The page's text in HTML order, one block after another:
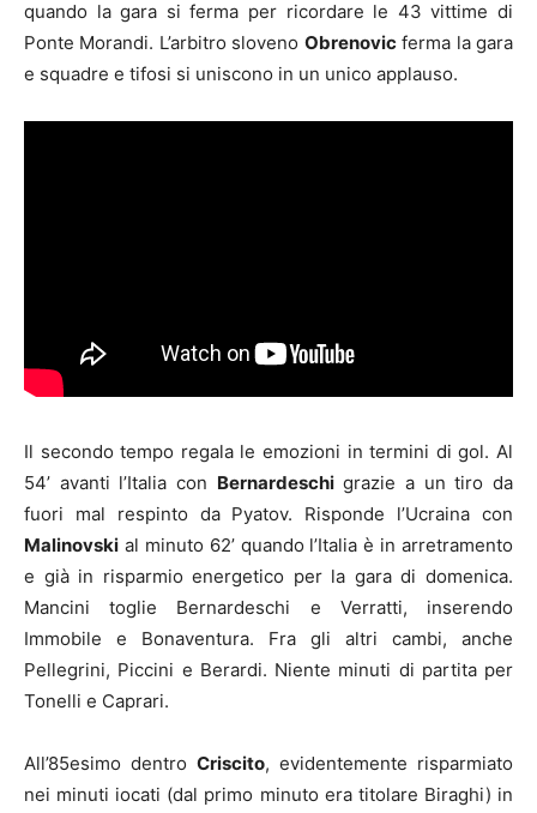
quando la gara si ferma per ricordare le 43 vittime di
Ponte Morandi. L’arbitro sloveno Obrenovicferma la gara
e squadre e tifosi si uniscono in un unico applauso.
Il secondo tempo regala le emozioni in termini di gol. Al
54’ avanti l’Italia con Bernardeschigrazie a un tiro da
fuori mal respinto da Pyatov. Risponde l’Ucraina con
Malinovski al minuto 62’ quando l’Italia è in arretramento
e già in risparmio energetico per la gara di domenica.
Mancini toglie Bernardeschi e Verratti, inserendo
Immobile e Bonaventura. Fra gli altri cambi, anche
Pellegrini, Piccini e Berardi. Niente minuti di partita per
Tonelli e Caprari.
All’85esimo dentro Criscito, evidentemente risparmiato
nei minuti iocati (dal primo minuto era titolare Biraghi) in